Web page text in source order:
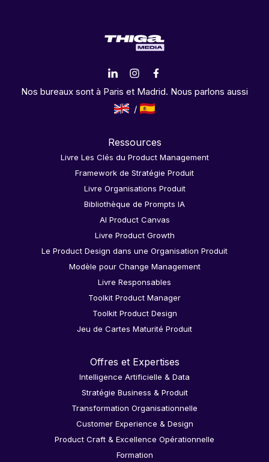
Nos bureaux sont à Paris et Madrid. Nous parlons aussi
Ressources
Livre Les Clés du Product Management
Framework de Stratégie Produit
Livre Organisations Produit
Bibliothèque de Prompts IA
AI Product Canvas
Livre Product Growth
Le Product Design dans une Organisation Produit
Modèle pour Change Management
Livre Responsables
Toolkit Product Manager
Toolkit Product Design
Jeu de Cartes Maturité Produit
Offres et Expertises
Intelligence Artificielle & Data
Stratégie Business & Produit
Transformation Organisationnelle
Customer Experience & Design
Product Craft & Excellence Opérationnelle
Formation